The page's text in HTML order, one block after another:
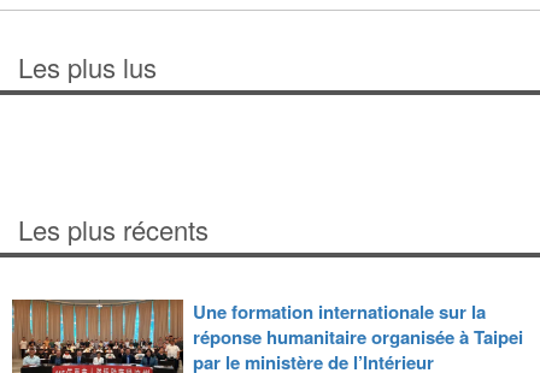
Les plus lus
Les plus récents
Une formation internationale sur la
réponse humanitaire organisée à Taipei
par le ministère de l’Intérieur